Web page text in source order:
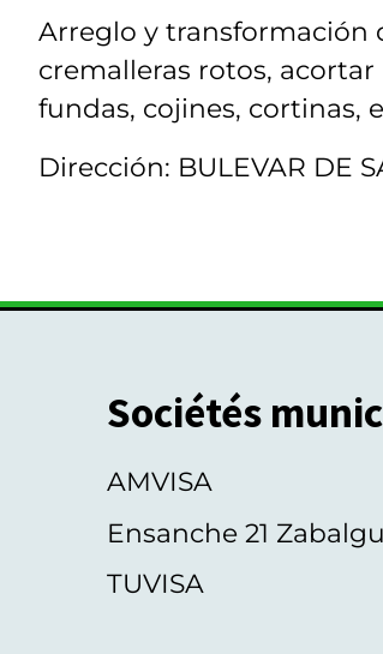
Arreglo y transformación
cremalleras rotos,
fundas, cojines, cortinas,
Dirección: BULEVAR DE
Sociétés
AMVISA
Ensanche 21
TUVISA